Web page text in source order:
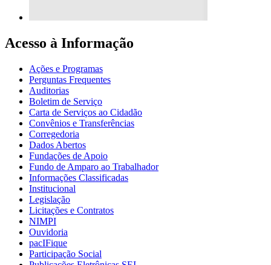
Acesso à Informação
Ações e Programas
Perguntas Frequentes
Auditorias
Boletim de Serviço
Carta de Serviços ao Cidadão
Convênios e Transferências
Corregedoria
Dados Abertos
Fundações de Apoio
Fundo de Amparo ao Trabalhador
Informações Classificadas
Institucional
Legislação
Licitações e Contratos
NIMPI
Ouvidoria
pacIFique
Participação Social